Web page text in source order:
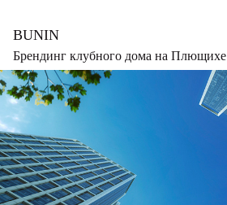
BUNIN
Брендинг клубного дома на Плющихе